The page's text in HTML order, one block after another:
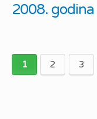
2008. godina
1 2 3